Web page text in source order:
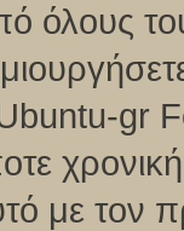
όλους
gr
με τον